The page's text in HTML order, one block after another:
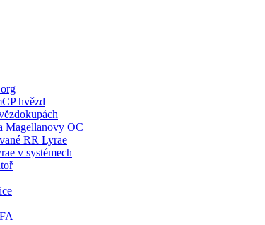
hvězd
Magellanovy OC
RR Lyrae
v systémech